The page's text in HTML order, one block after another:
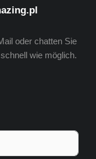
oder chatten Sie
wie möglich.